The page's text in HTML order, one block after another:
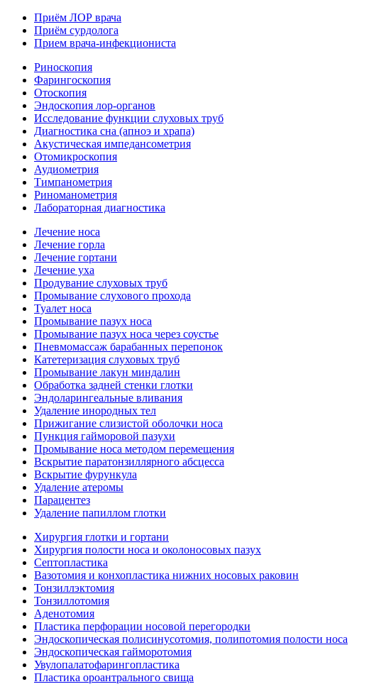
Приём ЛОР врача
Приём сурдолога
Прием врача-инфекциониста
Риноскопия
Фарингоскопия
Отоскопия
Эндоскопия лор-органов
Исследование функции слуховых труб
Диагностика сна (апноэ и храпа)
Акустическая импедансометрия
Отомикроскопия
Аудиометрия
Тимпанометрия
Риноманометрия
Лабораторная диагностика
Лечение носа
Лечение горла
Лечение гортани
Лечение уха
Продувание слуховых труб
Промывание слухового прохода
Туалет носа
Промывание пазух носа
Промывание пазух носа через соустье
Пневмомассаж барабанных перепонок
Катетеризация слуховых труб
Промывание лакун миндалин
Обработка задней стенки глотки
Эндоларингеальные вливания
Удаление инородных тел
Прижигание слизистой оболочки носа
Пункция гайморовой пазухи
Промывание носа методом перемещения
Вскрытие паратонзиллярного абсцесса
Вскрытие фурункула
Удаление атеромы
Парацентез
Удаление папиллом глотки
Хирургия глотки и гортани
Хирургия полости носа и околоносовых пазух
Септопластика
Вазотомия и конхопластика нижних носовых раковин
Тонзиллэктомия
Тонзиллотомия
Аденотомия
Пластика перфорации носовой перегородки
Эндоскопическая полисинусотомия, полипотомия полости носа
Эндоскопическая гайморотомия
Увулопалатофарингопластика
Пластика ороантрального свища